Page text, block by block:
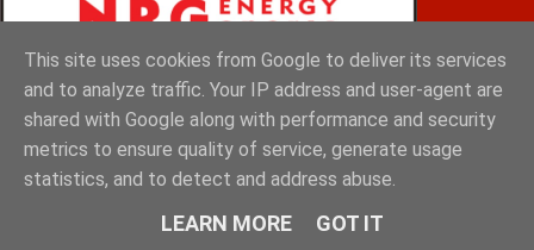
This site uses cookies from Google to deliver its services
and to analyze traffic. Your IP address and user-agent are
shared with Google along with performance and security
metrics to ensure quality of service, generate usage
statistics, and to detect and address abuse.
LEARN MORE GOT IT